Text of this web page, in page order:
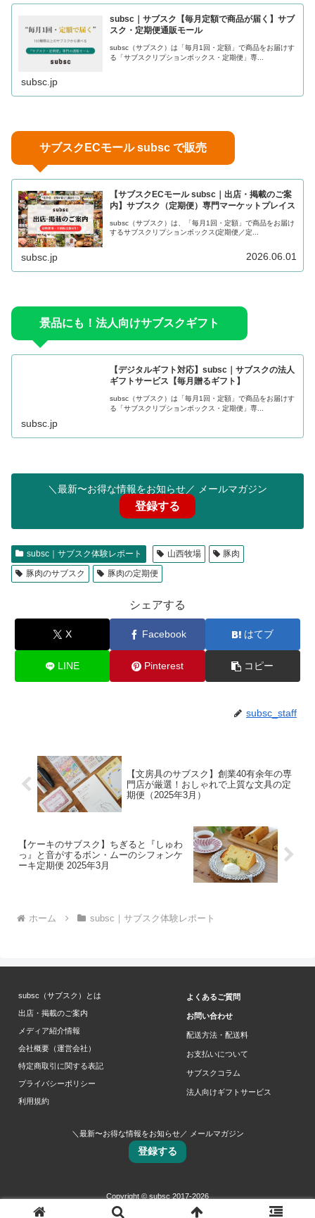
subsc｜サブスク【毎月定額で商品が届く】サブ
スク・定期便通販モール
subsc（サブスク）は「毎月1回・定額」で商品をお届けす
る「サブスクリプションボックス・定期便」専...
subsc.jp
サブスクECモール subsc で販売
【サブスクECモール subsc｜出店・掲載のご案
内】サブスク（定期便）専門マーケットプレイス
subsc（サブスク）は、「毎月1回・定額」で商品をお届け
するサブスクリプションボックス(定期便／定...
subsc.jp 2026.06.01
景品にも！法人向けサブスクギフト
【デジタルギフト対応】subsc｜サブスクの法人
ギフトサービス【毎月贈るギフト】
subsc（サブスク）は「毎月1回・定額」で商品をお届けす
る「サブスクリプションボックス・定期便」専...
subsc.jp
＼最新〜お得な情報をお知らせ／ メールマガジン
登録する
subsc｜サブスク体験レポート 山西牧場
豚肉
豚肉のサブスク
豚肉の定期便
シェアする
X Facebook はてブ
LINE Pinterest コピー
subsc_staff
【文房具のサブスク】創業40有余年の専
門店が厳選！おしゃれで上質な文具の定
期便（2025年3月）
【ケーキのサブスク】ちぎると『しゅわ
っ』と音がするボン・ムーのシフォンケ
ーキ定期便 2025年3月
ホーム subsc｜サブスク体験レポート
subsc（サブスク）とは
出店・掲載のご案内
メディア紹介情報
会社概要（運営会社）
特定商取引に関する表記
プライバシーポリシー
利用規約
よくあるご質問
お問い合わせ
配送方法・配送料
お支払いについて
サブスクコラム
法人向けギフトサービス
＼最新〜お得な情報をお知らせ／ メールマガジン
登録する
Copyright © subsc 2017-2026